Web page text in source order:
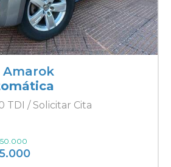
Amarok
TDI / Solicitar Cita